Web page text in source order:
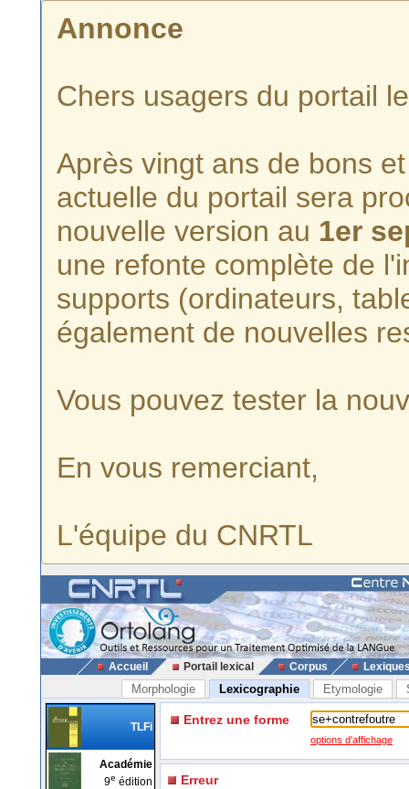
Annonce
Chers usagers du portail
Après vingt ans de bons
actuelle du portail sera
nouvelle version au 1er
une refonte complète de
supports (ordinateurs,
également de nouvelles
Vous pouvez tester la
En vous remerciant,
L'équipe du CNRTL
Accueil Portail lexical Corpus
Morphologie Lexicographie Etymologie
TLFi
Académie
9e édition
Entrez une forme
options d'affichage
Erreur